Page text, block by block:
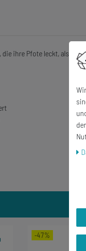
ihre Pfote leckt, als
-47%